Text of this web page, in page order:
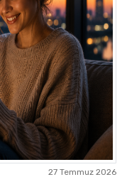
27 Temmuz 2026